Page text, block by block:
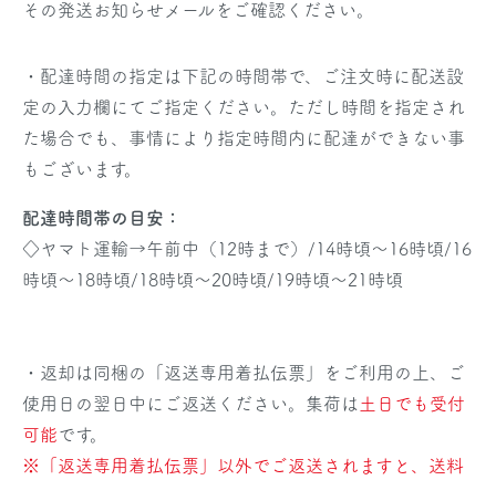
その発送お知らせメールをご確認ください。
・配達時間の指定は下記の時間帯で、ご注文時に配送設
定の入力欄にてご指定ください。ただし時間を指定され
た場合でも、事情により指定時間内に配達ができない事
もございます。
配達時間帯の目安：
◇ヤマト運輸→午前中（12時まで）/14時頃～16時頃/16
時頃～18時頃/18時頃～20時頃/19時頃～21時頃
・返却は同梱の「返送専用着払伝票」をご利用の上、ご
使用日の翌日中にご返送ください。集荷は 土日でも受付
可能です。
※「返送専用着払伝票」以外でご返送されますと、送料